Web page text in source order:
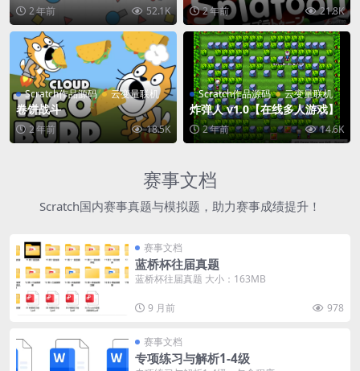
2 年前 52.1K 2 年前 21.8K
Scratch作品源码 云变量联机
卷饼战斗
2 年前 18.5K
Scratch作品源码 云变量联机
炸弹人 v1.0【在线多人游戏】
2 年前 14.6K
赛事文档
Scratch国内赛事真题与模拟题，助力赛事成绩提升！
赛事文档
蓝桥杯往届真题
蓝桥杯往届真题 大小：163MB
9 月前 978
赛事文档
专项练习与解析1-4级